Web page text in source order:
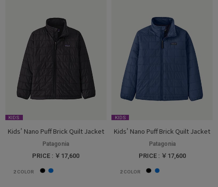
KIDS
Kids' Nano Puff Brick Quilt Jacket
Patagonia
PRICE : ￥17,600
2 COLOR
KIDS
Kids' Nano Puff Brick Quilt Jacket
Patagonia
PRICE : ￥17,600
2COLOR